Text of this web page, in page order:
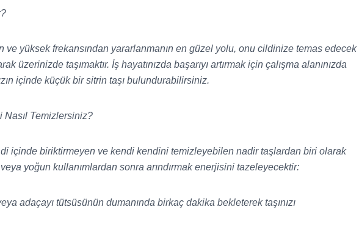
ve yüksek frekansından yararlanmanın en güzel yolu, onu cildinize temas edecek
üzerinizde taşımaktır. İş hayatınızda başarıyı artırmak için çalışma alanınızda
içinde küçük bir sitrin taşı bulundurabilirsiniz.
Nasıl Temizlersiniz?
içinde biriktirmeyen ve kendi kendini temizleyebilen nadir taşlardan biri olarak
yoğun kullanımlardan sonra arındırmak enerjisini tazeleyecektir:
adaçayı tütsüsünün dumanında birkaç dakika bekleterek taşınızı